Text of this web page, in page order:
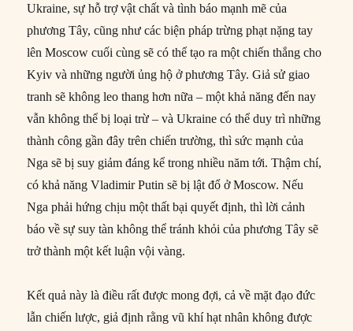
Ukraine, sự hỗ trợ vật chất và tình báo mạnh mẽ của
phương Tây, cũng như các biện pháp trừng phạt nặng tay
lên Moscow cuối cùng sẽ có thể tạo ra một chiến thắng cho
Kyiv và những người ủng hộ ở phương Tây. Giả sử giao
tranh sẽ không leo thang hơn nữa – một khả năng đến nay
vẫn không thể bị loại trừ – và Ukraine có thể duy trì những
thành công gần đây trên chiến trường, thì sức mạnh của
Nga sẽ bị suy giảm đáng kể trong nhiều năm tới. Thậm chí,
có khả năng Vladimir Putin sẽ bị lật đổ ở Moscow. Nếu
Nga phải hứng chịu một thất bại quyết định, thì lời cảnh
báo về sự suy tàn không thể tránh khỏi của phương Tây sẽ
trở thành một kết luận vội vàng.
Kết quả này là điều rất được mong đợi, cả về mặt đạo đức
lẫn chiến lược, giả định rằng vũ khí hạt nhân không được